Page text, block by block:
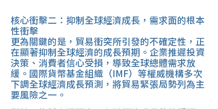
核心衝擊二：抑制全球經濟成長，需求面的根本
性衝擊
更為關鍵的是，貿易衝突所引發的不確定性，正
在顯著抑制全球經濟的成長預期。企業推遲投資
決策、消費者信心受損，導致全球總體需求放
緩。國際貨幣基金組織（IMF）等權威機構多次
下調全球經濟成長預測，將貿易緊張局勢列為主
要風險之一。